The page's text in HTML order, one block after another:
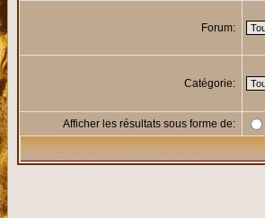
Forum:
Catégorie:
Afficher les résultats sous forme de: